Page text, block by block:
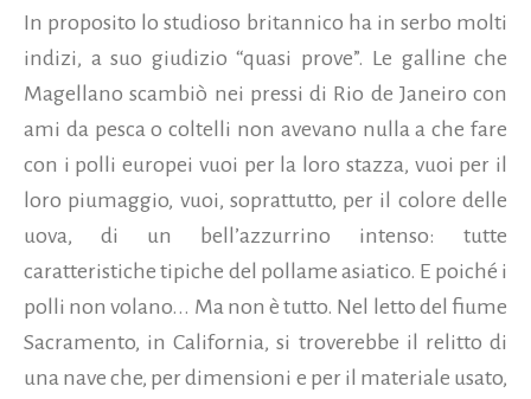
In proposito lo studioso britannico ha in serbo molti
indizi, a suo giudizio “quasi prove”. Le galline che
Magellano scambiò nei pressi di Rio de Janeiro con
ami da pesca o coltelli non avevano nulla a che fare
con i polli europei vuoi per la loro stazza, vuoi per il
loro piumaggio, vuoi, soprattutto, per il colore delle
uova, di un bell’azzurrino intenso: tutte
caratteristiche tipiche del pollame asiatico. E poiché i
polli non volano... Ma non è tutto. Nel letto del fiume
Sacramento, in California, si troverebbe il relitto di
una nave che, per dimensioni e per il materiale usato,